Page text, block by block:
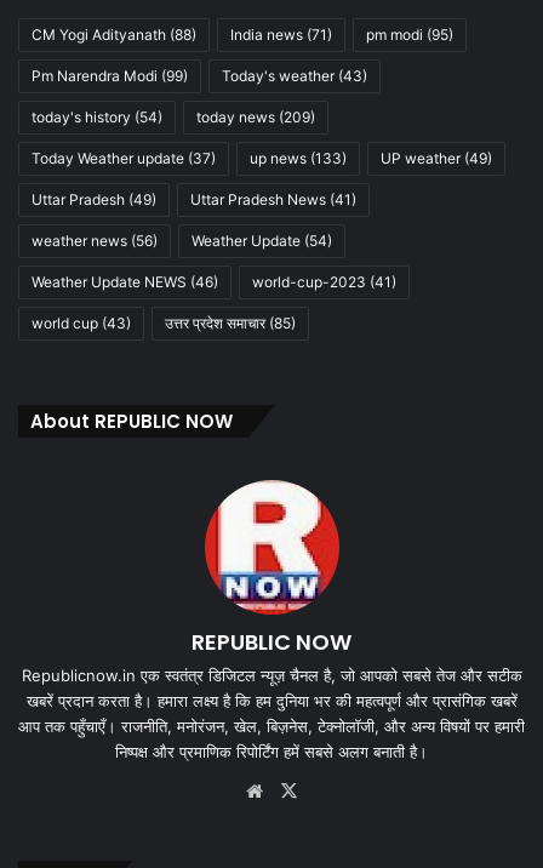
CM Yogi Adityanath (88) India news (71) pm modi (95)
Pm Narendra Modi (99) Today's weather(43)
today's history (54) today news (209)
Today Weather update (37) up news (133) UP weather(49)
Uttar Pradesh (49) Uttar Pradesh News (41)
weather news (56) Weather Update (54)
Weather Update NEWS (46) world-cup-2023 (41)
world cup (43) उत्तर प्रदेश समाचार(85)
About REPUBLIC NOW
REPUBLIC NOW
Republicnow.in एक स्वतंत्र डिजिटल न्यूज़ चैनल है, जो आपको सबसे तेज और सटीक
खबरें प्रदान करता है। हमारा लक्ष्य है कि हम दुनिया भर की महत्वपूर्ण और प्रासंगिक खबरें
आप तक पहुँचाएँ। राजनीति, मनोरंजन, खेल, बिज़नेस, टेक्नोलॉजी, और अन्य विषयों पर हमारी
निष्पक्ष और प्रमाणिक रिपोर्टिंग हमें सबसे अलग बनाती है।
Website